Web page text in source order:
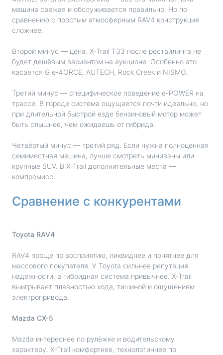
машина свежая и обслуживается правильно. Но по
сравнению с простым атмосферным RAV4 конструкция
сложнее.
Второй минус — цена. X-Trail T33 после рестайлинга не
будет дешёвым вариантом на аукционе. Особенно это
касается G e-4ORCE, AUTECH, Rock Creek и NISMO.
Третий минус — специфическое поведение e-POWER на
трассе. В городе система ощущается почти идеально, но
при длительной быстрой езде бензиновый мотор может
быть слышнее, чем ожидаешь от гибрида.
Четвёртый минус — третий ряд. Если нужна полноценная
семиместная машина, лучше смотреть минивэны или
крупные SUV. В X-Trail дополнительные места —
компромисс.
Сравнение с конкурентами
Toyota RAV4
RAV4 проще по восприятию, ликвиднее и понятнее для
массового покупателя. У Toyota сильнее репутация
надёжности, а гибридная система привычнее. X-Trail
выигрывает плавностью хода, тишиной и ощущением
электропривода.
Mazda CX-5
Mazda интереснее по рулёжке и водительскому
характеру. X-Trail комфортнее, технологичнее по